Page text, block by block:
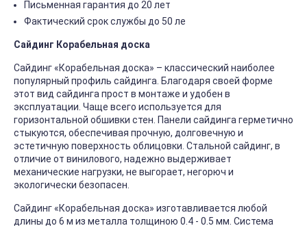
Письменная гарантия до 20 лет
Фактический срок службы до 50 ле
Сайдинг Корабельная доска
Сайдинг «Корабельная доска» – классический наиболее
популярный профиль сайдинга. Благодаря своей форме
этот вид сайдинга прост в монтаже и удобен в
эксплуатации. Чаще всего используется для
горизонтальной обшивки стен. Панели сайдинга герметично
стыкуются, обеспечивая прочную, долговечную и
эстетичную поверхность облицовки. Стальной сайдинг, в
отличие от винилового, надежно выдерживает
механические нагрузки, не выгорает, негорюч и
экологически безопасен.
Сайдинг «Корабельная доска» изготавливается любой
длины до 6 м из металла толщиною 0.4 - 0.5 мм. Система